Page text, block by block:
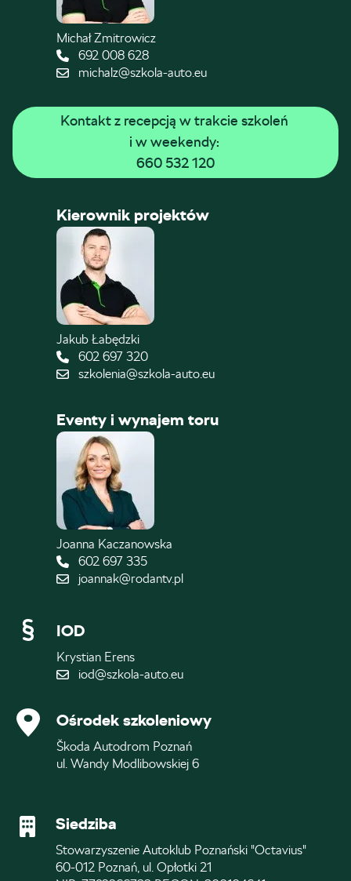
Michał Zmitrowicz
692 008 628
michalz@szkola-auto.eu
Kontakt z recepcją w trakcie szkoleń
i w weekendy:
660 532 120
Kierownik projektów
Jakub Łabędzki
602 697 320
szkolenia@szkola-auto.eu
Eventy i wynajem toru
Joanna Kaczanowska
602 697 335
joannak@rodantv.pl
IOD
Krystian Erens
iod@szkola-auto.eu
Ośrodek szkoleniowy
Škoda Autodrom Poznań
ul. Wandy Modlibowskiej 6
Siedziba
Stowarzyszenie Autoklub Poznański "Octavius"
60-012 Poznań, ul. Opłotki 21